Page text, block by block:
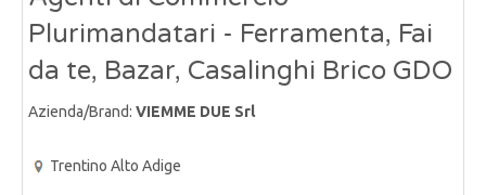
Plurimandatari - Ferramenta, Fai
da te, Bazar, Casalinghi Brico GDO
Azienda/Brand: VIEMME DUE Srl
Trentino Alto Adige